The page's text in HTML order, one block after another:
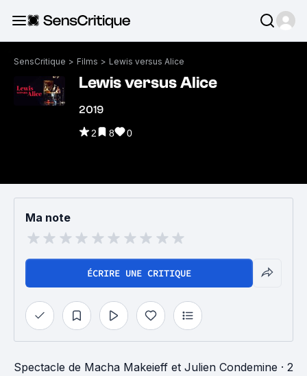
SensCritique > Films > Lewis versus Alice
Lewis versus Alice
2019
2 8 0
Ma note
ÉCRIRE UNE CRITIQUE
Spectacle de Macha Makeieff et Julien Condemine · 2